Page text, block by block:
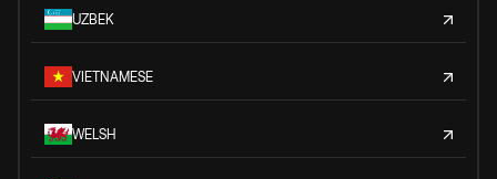
UZBEK
VIETNAMESE
WELSH